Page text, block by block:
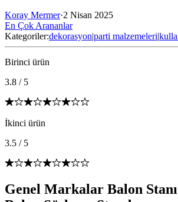
Koray Mermer·2 Nisan 2025
En Çok Arananlar
Kategoriler:dekorasyon|parti malzemeleri|
Birinci ürün
3.8 / 5
İkinci ürün
3.5 / 5
Genel Markalar Balon